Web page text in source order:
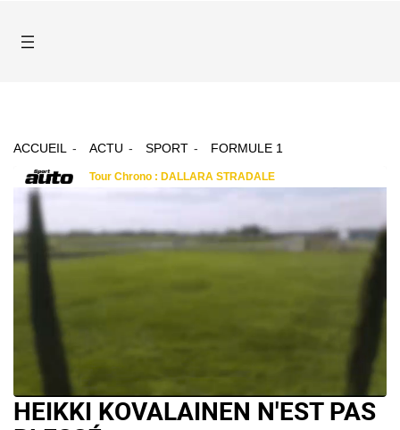
ACCUEIL ACTU SPORT FORMULE 1
HEIKKI KOVALAINEN N'EST PAS